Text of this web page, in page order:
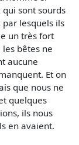
qui sont sourds
lesquels ils
un très fort
bêtes ne
aucune
Et on
que nous ne
quelques
ils nous
en avaient.